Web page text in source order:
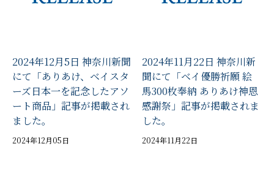
2024年12月5日 神奈川新聞
にて「ありあけ、ベイスタ
ーズ日本一を記念したアソ
ート商品」記事が掲載され
ました。
2024年12月05日
2024年11月22日 神奈川新
聞にて「ベイ優勝祈願 絵
馬300枚奉納 ありあけ神恩
感謝祭」記事が掲載されま
した。
2024年11月22日